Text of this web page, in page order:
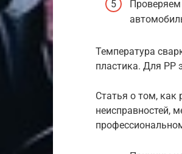
Температура
пластика. Для PP
Статья о том,
неисправностей,